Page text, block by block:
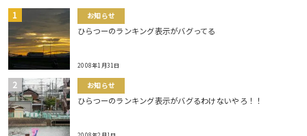
お知らせ
ひらつーのランキング表示がバグってる
2008年1月31日
お知らせ
ひらつーのランキング表示がバグるわけないやろ！！